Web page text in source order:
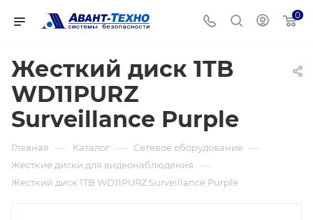
0
Жесткий диск 1TB
WD11PURZ
Surveillance Purple
Главная — Каталог — Сетевое оборудование —
Жесткие диски для видеонаблюдения —
Жесткий диск 1TB WD11PURZ Surveillance Purple